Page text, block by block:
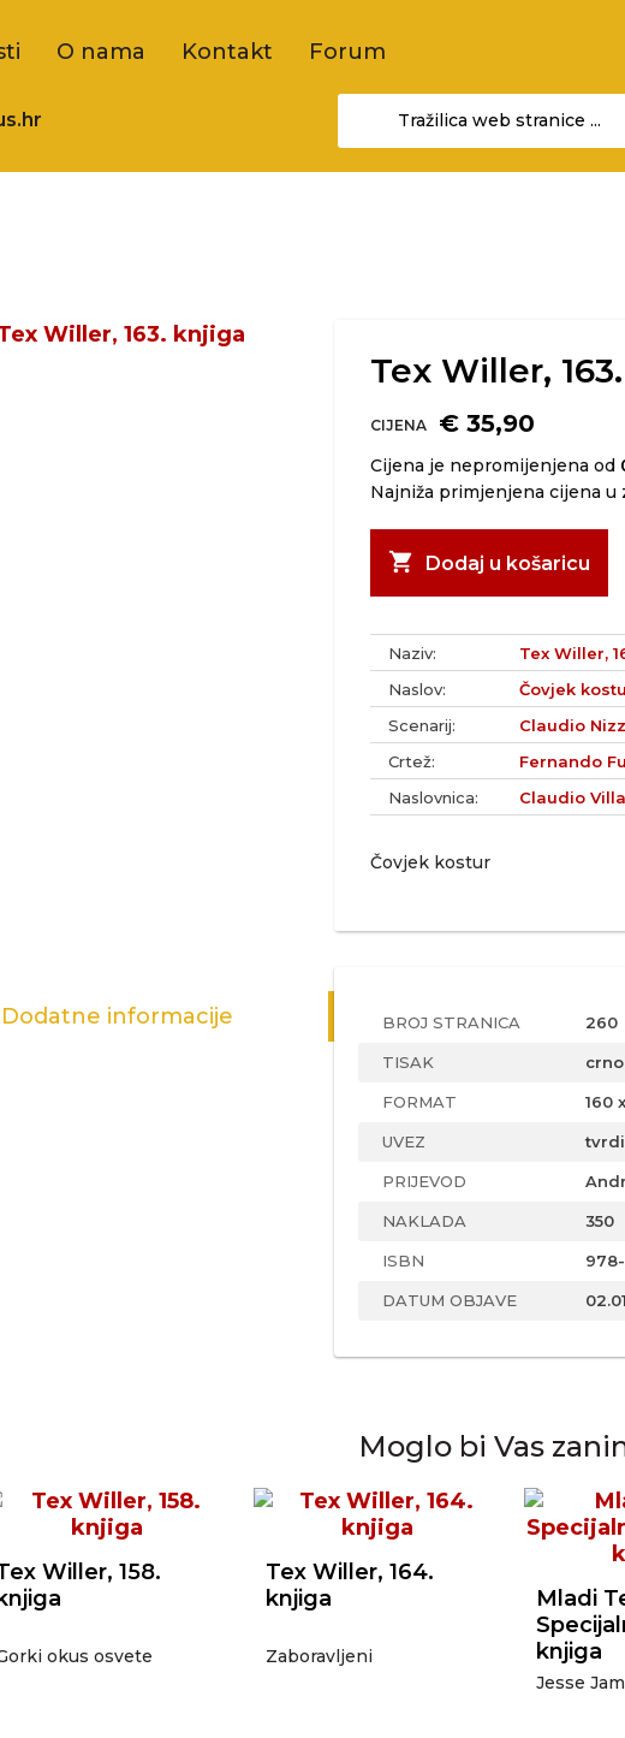
O nama Kontakt Forum
Tex Willer,
CIJENA € 35,90
Cijena je nepromijenjena od
Najniža primjenjena cijena u
shopping_cart Dodaj u košaricu
Naziv:
Tex Willer,
Naslov:
Čovjek
Scenarij:
Claudio
Crtež:
Fernando
Naslovnica:
Claudio Villa
Čovjek kostur
Dodatne informacije BROJ STRANICA 260
TISAK
FORMAT 160
UVEZ tvrdi
PRIJEVOD
NAKLADA 350
ISBN 978-
DATUM OBJAVE
Moglo bi Vas
Willer, 158.
knjiga
okus osvete
Tex Willer, 164.
knjiga
Zaboravljeni
Mladi
knjiga
Jesse